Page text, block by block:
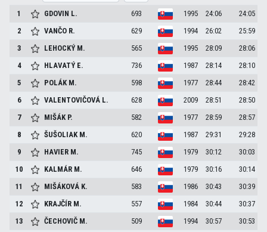
1 GDOVIN L. 693 1995 24:06
24:05
2
VANČO R. 629 1994 26:02
25:59
3
LEHOCKÝ M. 565 1995 28:09
28:06
4
HLAVATÝ E. 736 1987 28:14
28:10
5
POLÁK M. 598 1977 28:44
28:42
6
VALENTOVIČOVÁ L. 628 2009 28:51
28:50
7
MIŠÁK P. 582 1977 28:59
28:57
8
ŠUŠOLIAK M. 620 1987 29:31
29:28
9
HAVIER M. 745 1979 30:12
30:03
10
KALMÁR M. 646 1979 30:16
30:14
11
MIŠÁKOVÁ K. 583 1986 30:43
30:39
12
KRAJČÍR M. 557 1984 30:44
30:37
13
ČECHOVIČ M. 509 1994 30:57
30:53